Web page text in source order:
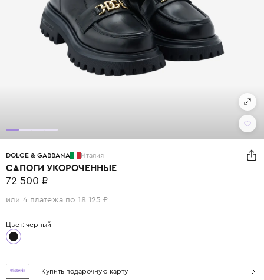
DOLCE & GABBANA Италия
САПОГИ УКОРОЧЕННЫЕ
72 500 ₽
или 4 платежа по 18 125 ₽
Цвет: черный
Купить подарочную карту